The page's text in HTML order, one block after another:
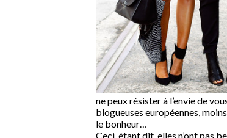
ne peux résister à l’envie de
blogueuses européennes,
le bonheur…
Ceci étant dit, elles n’ont pas